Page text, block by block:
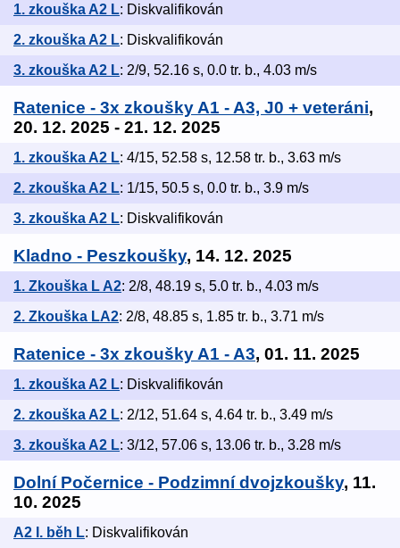
1. zkouška A2 L: Diskvalifikován
2. zkouška A2 L: Diskvalifikován
3. zkouška A2 L: 2/9, 52.16 s, 0.0 tr. b., 4.03 m/s
Ratenice - 3x zkoušky A1 - A3, J0 + veteráni,
20. 12. 2025 - 21. 12. 2025
1. zkouška A2 L: 4/15, 52.58 s, 12.58 tr. b., 3.63 m/s
2. zkouška A2 L: 1/15, 50.5 s, 0.0 tr. b., 3.9 m/s
3. zkouška A2 L: Diskvalifikován
Kladno - Peszkoušky, 14. 12. 2025
1. Zkouška L A2: 2/8, 48.19 s, 5.0 tr. b., 4.03 m/s
2. Zkouška LA2: 2/8, 48.85 s, 1.85 tr. b., 3.71 m/s
Ratenice - 3x zkoušky A1 - A3, 01. 11. 2025
1. zkouška A2 L: Diskvalifikován
2. zkouška A2 L: 2/12, 51.64 s, 4.64 tr. b., 3.49 m/s
3. zkouška A2 L: 3/12, 57.06 s, 13.06 tr. b., 3.28 m/s
Dolní Počernice - Podzimní dvojzkoušky, 11.
10. 2025
A2 I. běh L: Diskvalifikován